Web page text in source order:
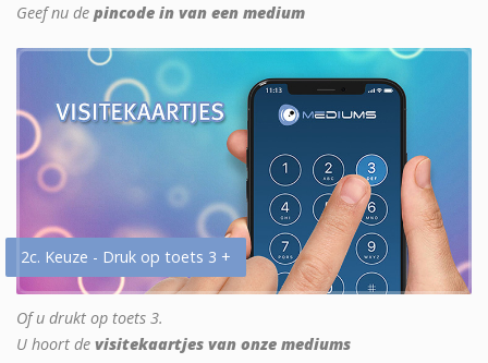
Geef nu de pincode in van een medium
2c. Keuze - Druk op toets 3 +
Of u drukt op toets 3.
U hoort de visitekaartjes van onze mediums